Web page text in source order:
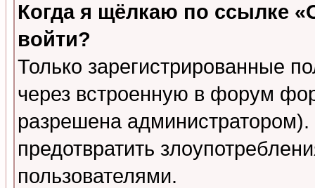
Когда я щёлкаю по ссылке
войти?
Только зарегистрированные
через встроенную в форум
разрешена
предотвратить
пользователями.